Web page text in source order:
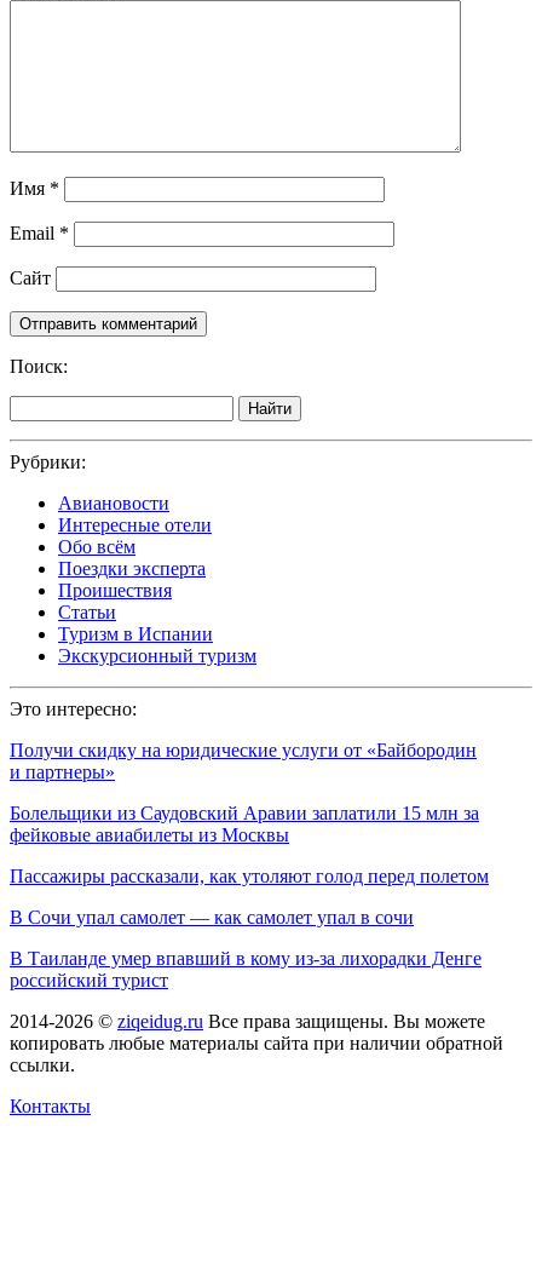
Имя *
Email *
Сайт
Поиск:
Найти
Рубрики:
Авиановости
Интересные отели
Обо всём
Поездки эксперта
Проишествия
Статьи
Туризм в Испании
Экскурсионный туризм
Это интересно:
Получи скидку на юридические услуги от «Байбородин
и партнеры»
Болельщики из Саудовский Аравии заплатили 15 млн за
фейковые авиабилеты из Москвы
Пассажиры рассказали, как утоляют голод перед полетом
В Сочи упал самолет — как самолет упал в сочи
В Таиланде умер впавший в кому из-за лихорадки Денге
российский турист
2014-2026 © ziqeidug.ru Все права защищены. Вы можете
копировать любые материалы сайта при наличии обратной
ссылки.
Контакты